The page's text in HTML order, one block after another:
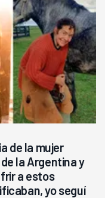
de la mujer
la Argentina y
a estos
yo seguí